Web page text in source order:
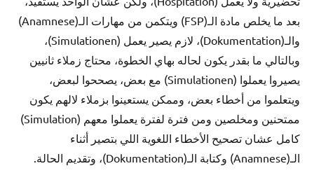
بعد ما يخلص مادة الـ(FSP) ويتكمن من مهارات الـ(Anamnese)
والـ(Dokumentation)، لازم يصير يعمل (Simulationen)،
وبالتالي ما بقدر يكون لحاله بهاي الخطوة، محتاج زملاء ثانيين
يصيروا يعملوا (Simulationen) مع بعض، يصححوا لبعض،
ويتعلموا من أخطاء بعض، وممكن يستعينوا بزملاء لالهم يكون
ممتحنين ومخلصين ومن فترة لفترة يعملوا معهم (Simulation)
كامل عشان تصحيح الأخطاء اللغوية اللي بتصير أثناء
الـ(Anamnese) وكتابة الـ(Dokumentation)، وتقديم الحالة.